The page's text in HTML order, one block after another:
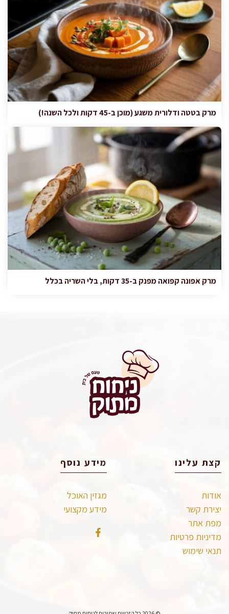
מרק בטטה ודלורית משגע (מוכן ב-45 דקות ולכל השנה!)
מרק אפונה קפואה מפנק ב-35 דקות, בלי השריה בכלל
קצת עלינו
אודות
יצירת קשר
מפת אתר
מדיניות פרטיות
תנאי שימוש
מידע נוסף
מגזין האוכל
מידע מקצועי